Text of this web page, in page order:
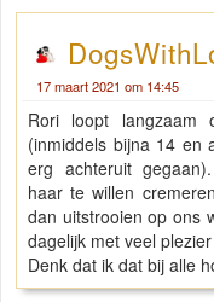
17 maart 2021 om 14:45
Rori loopt langzaam
(inmiddels bijna 14 en
erg achteruit
haar te willen
dan uitstrooien op ons
dagelijk met veel
Denk dat ik dat bij alle